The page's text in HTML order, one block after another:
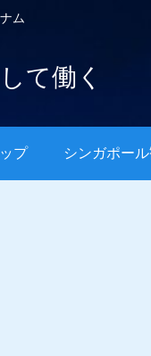
ム
て働く
プ シンガポー